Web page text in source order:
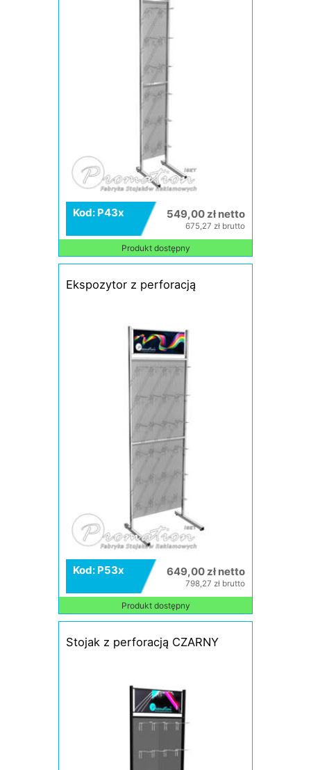
Kod: P43x 549,00 zł netto
675,27 zł brutto
Produkt dostępny
Ekspozytor z perforacją
Kod: P53x 649,00 zł netto
798,27 zł brutto
Produkt dostępny
Stojak z perforacją CZARNY